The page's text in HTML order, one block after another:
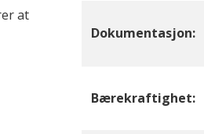
at
Dokumentasjon:
Bærekraftighet: